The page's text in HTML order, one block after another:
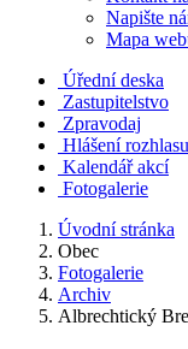
Napište
Mapa
Úřední deska
Zastupitelstvo
Zpravodaj
Hlášení rozhlasu
Kalendář akcí
Fotogalerie
Úvodní stránka
Obec
Fotogalerie
Archiv
Albrechtický